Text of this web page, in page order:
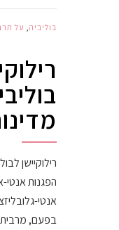
בוליביה על
רילוקיישן
הפגנות אנטי-
אנטי-
בפעם,